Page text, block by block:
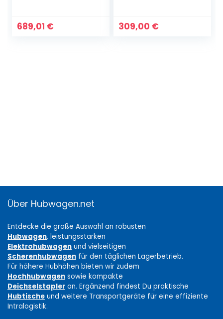
689,01 € 309,00 €
Über Hubwagen.net
Entdecke die große Auswahl an robusten
Hubwagen, leistungsstarken
Elektrohubwagen und vielseitigen
Scherenhubwagen für den täglichen Lagerbetrieb.
Für höhere Hubhöhen bieten wir zudem
Hochhubwagen sowie kompakte
Deichselstapler an. Ergänzend findest Du praktische
Hubtische und weitere Transportgeräte für eine effiziente
Intralogistik.